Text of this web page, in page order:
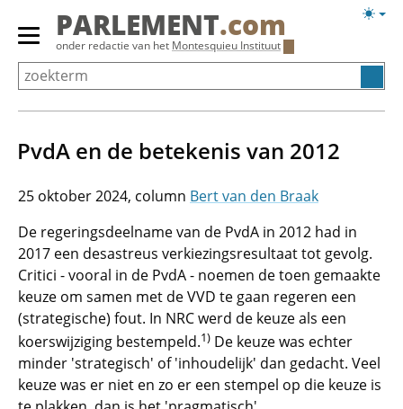
Overslaan
Primair
menu
tonen/verbergen
PARLEMENT.com
onder redactie van het Montesquieu Instituut
PvdA en de betekenis van 2012
25 oktober 2024
Bert van den Braak
De regeringsdeelname van de PvdA in 2012 had in
2017 een desastreus verkiezingsresultaat tot gevolg.
Critici - vooral in de PvdA - noemen de toen gemaakte
keuze om samen met de VVD te gaan regeren een
(strategische) fout. In NRC werd de keuze als een
koerswijziging bestempeld.1) De keuze was echter
minder 'strategisch' of 'inhoudelijk' dan gedacht. Veel
keuze was er niet en zo er een stempel op die keuze is